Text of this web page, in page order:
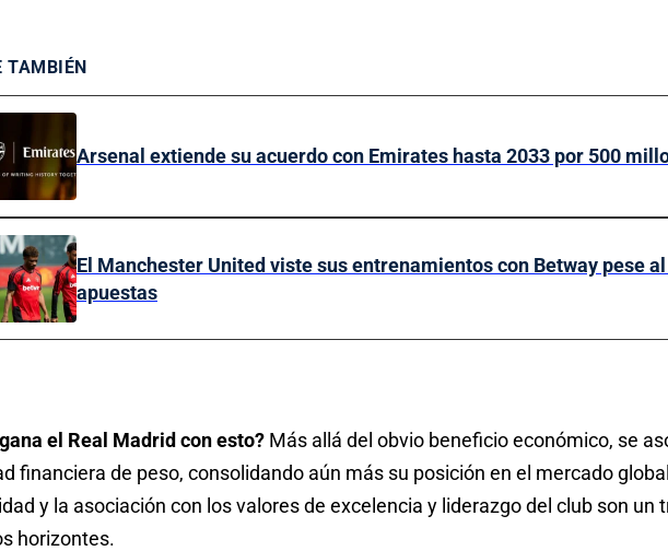
TAMBIÉN
Arsenal extiende su acuerdo con Emirates hasta 2033 por 500
El Manchester United viste sus entrenamientos con Betway pese
apuestas
el Real Madrid con esto? Más allá del obvio beneficio económico, se
financiera de peso, consolidando aún más su posición en el mercado
y la asociación con los valores de excelencia y liderazgo del club son un
horizontes.